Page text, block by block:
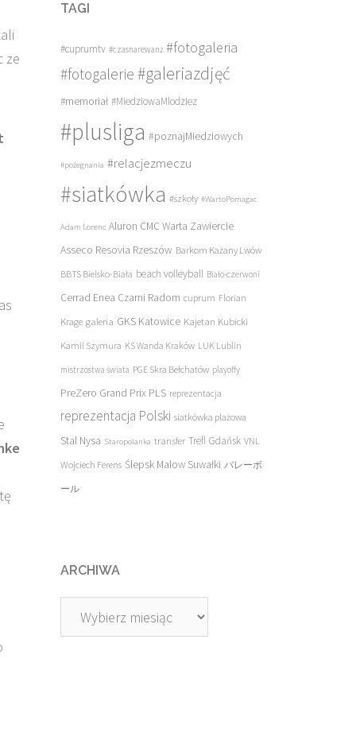
ze
TAGI
#cuprumtv #czasnarewanż #fotogaleria
#fotogalerie #galeriazdjęć
#memoriał #MiedziowaMlodziez
#plusliga #poznajMiedziowych
#pożegnania #relacjezmeczu
#siatkówka #szkoły #WartoPomagac
Adam Lorenc Aluron CMC Warta Zawiercie
Asseco Resovia Rzeszów Barkom Każany Lwów
BBTS Bielsko-Biała beach volleyball Biało-czerwoni
Cerrad Enea Czarni Radom cuprum Florian
Krage galeria GKS Katowice Kajetan Kubicki
Kamil Szymura KS Wanda Kraków LUK Lublin
mistrzostwa świata PGE Skra Bełchatów playoffy
PreZero Grand Prix PLS reprezentacja
reprezentacja Polski siatkówka plażowa
Stal Nysa Staropolanka transfer Trefl Gdańsk VNL
Wojciech Ferens Ślepsk Malow Suwałki バレーボ
ール
ARCHIWA
Archiwa